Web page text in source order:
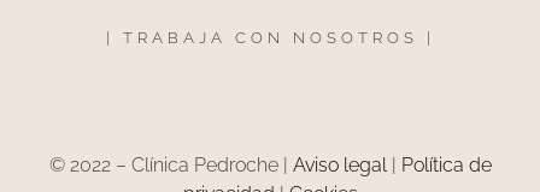
TRABAJA CON NOSOTROS
© 2022 – Clínica Pedroche | Aviso legal | Política de